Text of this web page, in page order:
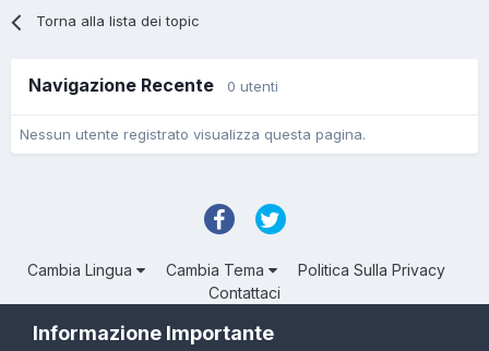
Torna alla lista dei topic
Navigazione Recente 0 utenti
Nessun utente registrato visualizza questa pagina.
Cambia Lingua Cambia Tema
Politica Sulla Privacy
Contattaci
Powered by Invision Community
Informazione Importante